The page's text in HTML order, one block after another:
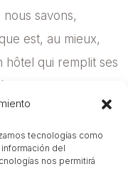
tecnologías como
información del
nos permitirá
savons,
est, au mieux,
hôtel qui remplit ses
bas prix peut
une rentabilité
les coûts de
propres sur le